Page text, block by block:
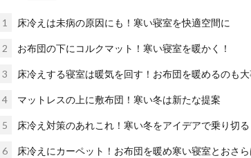
1 床冷えは未病の原因にも！寒い寝室を快適空間に
2 お布団の下にコルクマット！寒い寝室を暖かく！
3 床冷えする寝室は暖気を回す！お布団を暖めるのも
4 マットレスの上に敷布団！寒い冬は新たな提案
5 床冷え対策のあれこれ！寒い冬をアイデアで乗り切る
6 床冷えにカーペット！お布団を暖め寒い寝室とおさ